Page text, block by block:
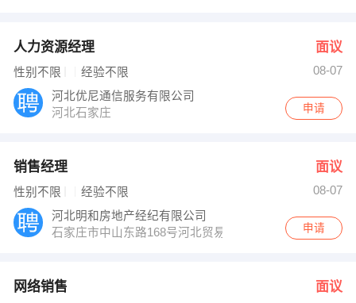
人力资源经理 面议
性别不限 经验不限
08-07
河北优尼通信服务有限公司
河北石家庄
申请
销售经理 面议
性别不限 经验不限
08-07
河北明和房地产经纪有限公司
石家庄市中山东路168号河北贸易大厦八层
申请
网络销售 面议